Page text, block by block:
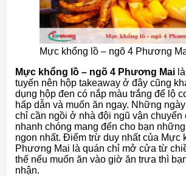
Mực khổng lồ – ngõ 4 Phương
Mực khổng lồ – ngõ 4 Phương Mai
tuyến nên hộp takeaway ở đây cũng
dụng hộp đen có nắp màu trắng để lộ
hấp dẫn và muốn ăn ngay. Những
chỉ cần ngồi ở nhà đội ngũ vận chuyển
nhanh chóng mang đến cho bạn
ngon nhất. Điểm trừ duy nhất của Mực
Phương Mai là quán chỉ mở cửa từ
thế nếu muốn ăn vào giờ ăn trưa thì
nhận.